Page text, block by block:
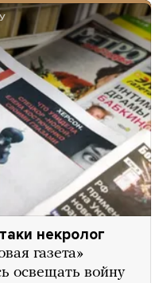
некролог
газета»
освещать войну